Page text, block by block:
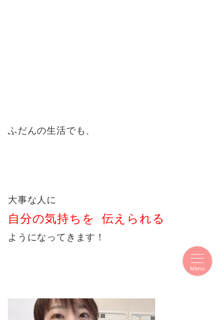
ふだんの生活でも、
大事な人に
自分の気持ちを 伝えられる
ようになってきます！
Menu